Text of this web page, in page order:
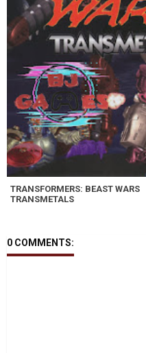
TRANSFORMERS: BEAST WARS
TRANSMETALS
0 COMMENTS: